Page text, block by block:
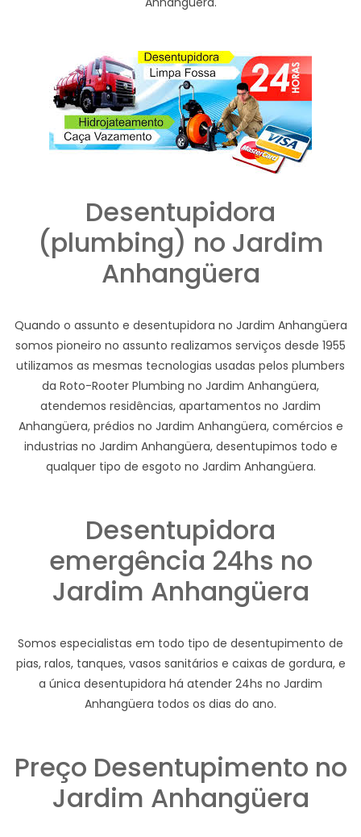
Desentupidora
(plumbing) no Jardim
Anhangüera
Quando o assunto e desentupidora no Jardim Anhangüera
somos pioneiro no assunto realizamos serviços desde 1955
utilizamos as mesmas tecnologias usadas pelos plumbers
da Roto-Rooter Plumbing no Jardim Anhangüera,
atendemos residências, apartamentos no Jardim
Anhangüera, prédios no Jardim Anhangüera, comércios e
industrias no Jardim Anhangüera, desentupimos todo e
qualquer tipo de esgoto no Jardim Anhangüera.
Desentupidora
emergência 24hs no
Jardim Anhangüera
Somos especialistas em todo tipo de desentupimento de
pias, ralos, tanques, vasos sanitários e caixas de gordura, e
a única desentupidora há atender 24hs no Jardim
Anhangüera todos os dias do ano.
Preço Desentupimento no
Jardim Anhangüera